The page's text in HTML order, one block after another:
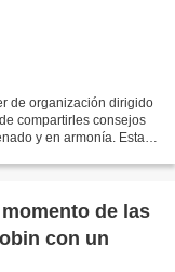
de organización dirigido
compartirles consejos
y en armonía. Esta
de las
con un